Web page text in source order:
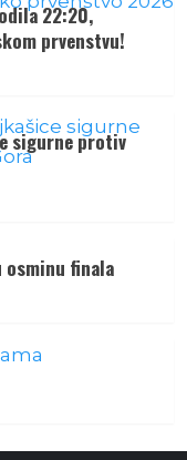
22:20,
prvenstvu!
sigurne protiv
osminu finala